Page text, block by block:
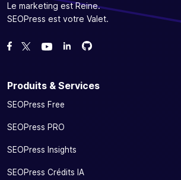
Le marketing est Reine.
SEOPress est votre Valet.
Likez notre page Facebook
Suivez-nous sur Twitter
Nous voir sur YouTube
Forcez-nous sur GitHub
Forcez-nous sur GitHub
Produits & Services
SEOPress Free
SEOPress PRO
SEOPress Insights
SEOPress Crédits IA